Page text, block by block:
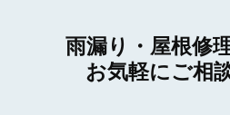
雨漏り・屋根修
お気軽にご相